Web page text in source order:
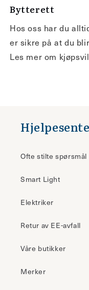
Bytterett
Hos oss har du
er sikre på at du
Les mer om
Ofte stilte spørsmål
Smart Light
Elektriker
Retur av EE-avfall
Våre butikker
Merker